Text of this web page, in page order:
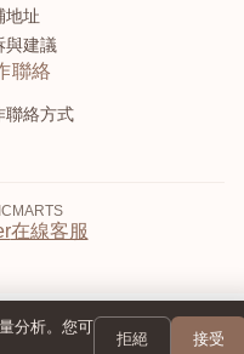
地址
與建議
聯絡
聯絡方式
在線客服
分析。您可
拒絕 接受